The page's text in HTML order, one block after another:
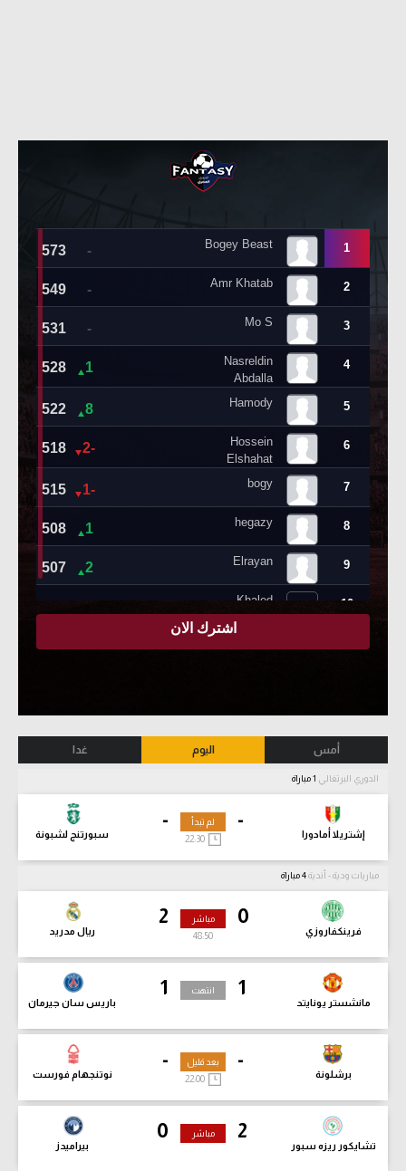
أمس اليوم غدا
الدوري البرتغالي
-
إشتريلا أمادورا
-
سبورتنج لشبونة
لم تبدأ
مباريات ودية - أندية
0
فرينكفاروزي
2
ريال مدريد
مباشر
48:51
1
مانشستر يونايتد
1
باريس سان جيرمان
انتهت
-
برشلونة
-
نوتنجهام فورست
بعد قليل
2
تشايكور ريزه سبور
0
بيراميدز
مباشر